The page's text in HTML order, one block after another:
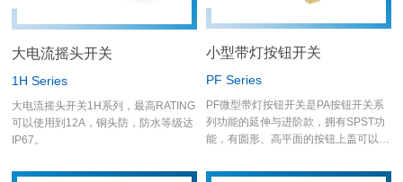
大电流摇头开关
1H Series
大电流摇头开关1H系列，最高RATING
可以使用到12A，铜头防，防水等级达
IP67。
小型带灯按钮开关
PF Series
PF微型带灯按钮开关是PA按钮开关系
列功能的延伸与进阶款，拥有SPST功
能，有圆形、高平面的按钮上盖可以选
需求客制字体或图案。 PF系列是防雷